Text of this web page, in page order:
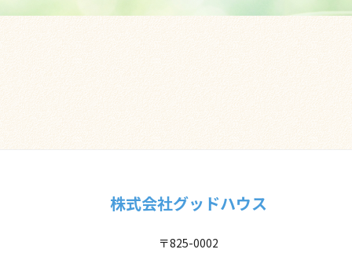
株式会社グッドハウス
〒825-0002